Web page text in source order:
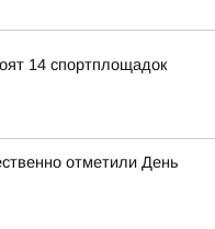
14 спортплощадок
отметили День